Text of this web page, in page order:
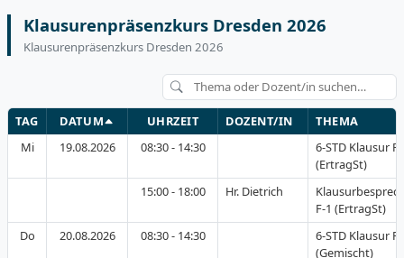
Klausurenpräsenzkurs Dresden 2026
Klausurenpräsenzkurs Dresden 2026
TAG DATUM UHRZEIT DOZENT/IN
THEMA
Mi
19.08.2026 08:30 - 14:30
6-STD Klausur
(ErtragSt)
15:00 - 18:00
Hr. Dietrich
F-1 (ErtragSt)
Do
20.08.2026 08:30 - 14:30
6-STD Klausur
(Gemischt)